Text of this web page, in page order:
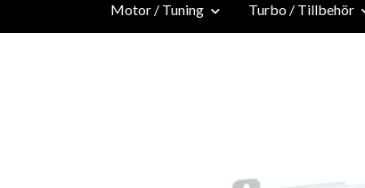
Motor / Tuning Turbo / Tillbehör